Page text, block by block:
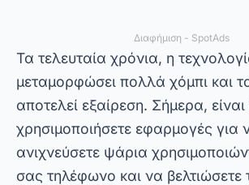
Διαφήμιση - SpotAds
Τα τελευταία χρόνια, η
μεταμορφώσει πολλά χόμπι και
αποτελεί εξαίρεση. Σήμερα,
χρησιμοποιήσετε εφαρμογές για
ανιχνεύσετε ψάρια
σας τηλέφωνο και να βελτιώσετε